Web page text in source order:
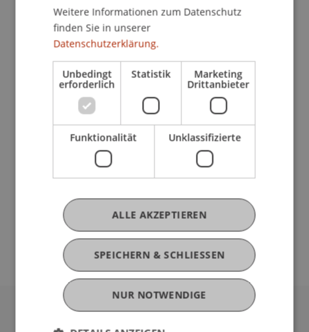
offenes Gespräch über Atmosphäre,
Wahrnehmung und gesellschaftliche
Verantwortung statt. Moderiert wird die
Veranstaltung von Verena Jakoubek-Konrad (vai –
Vorarlberger Architektur Institut und Unirat der
Universität Liechtenstein).
Im Anschluss laden wir alle herzlich ein, den
Abend bei Curry und Getränken am Red Pavilion
in entspannter Atmosphäre ausklingen zu lassen.
Die Veranstaltung ist öffentlich und kostenlos.
Eine Anmeldung ist nicht notwendig. Das
Gespräch findet auf Englisch statt.
Weitere Informationen zum Datenschutz
finden Sie in unserer
Datenschutzerklärung.
Unbedingt
erforderlich
Statistik Marketing
Drittanbieter
Funktionalität Unklassifizierte
SPEICHERN & SCHLIESSEN
ALLE AKZEPTIEREN
NUR NOTWENDIGE